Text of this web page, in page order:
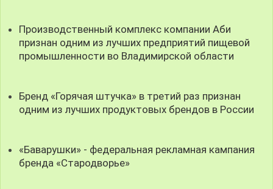
Производственный комплекс компании Аби
признан одним из лучших предприятий пищевой
промышленности во Владимирской области
Бренд «Горячая штучка» в третий раз признан
одним из лучших продуктовых брендов в России
«Баварушки» - федеральная рекламная кампания
бренда «Стародворье»